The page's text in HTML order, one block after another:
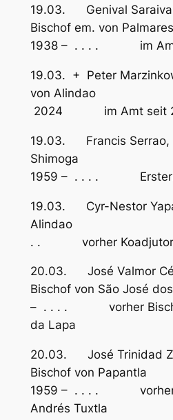
19.03. Genival Saraiva
Bischof em. von
1938 – . . . . im Amt
19.03. + Peter
von
2024 im Amt seit
19.03. Francis Serrao,
1959 – . . . .
19.03. Cyr-Nestor
Alindao
. . vorher Koadjutor
20.03. José Valmor
Bischof von São José
– . . . . vorher
da Lapa
20.03. José Trinidad
Bischof von
1959 – . . . . vorher
Andrés Tuxtla